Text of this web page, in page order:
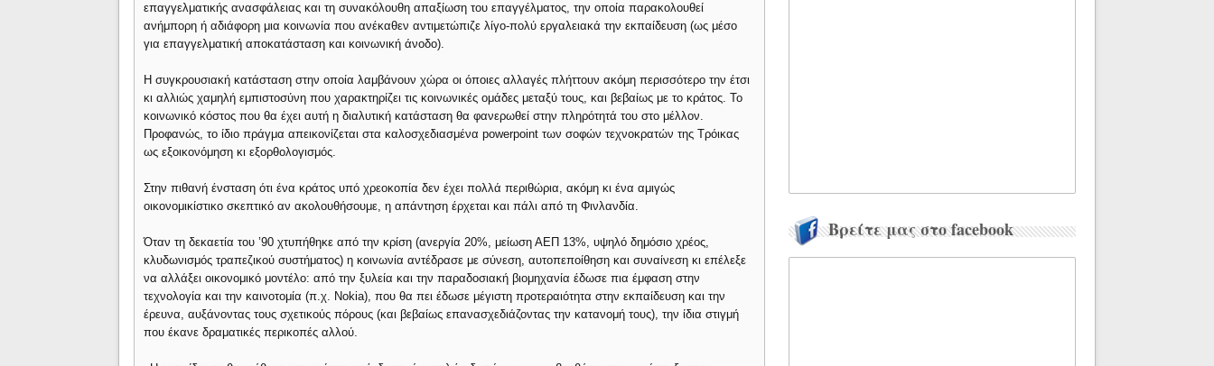
επαγγελματικής ανασφάλειας και τη συνακόλουθη απαξίωση του επαγγέλματος, την οποία παρακολουθεί
ανήμπορη ή αδιάφορη μια κοινωνία που ανέκαθεν αντιμετώπιζε λίγο-πολύ εργαλειακά την εκπαίδευση (ως μέσο
για επαγγελματική αποκατάσταση και κοινωνική άνοδο).
Η συγκρουσιακή κατάσταση στην οποία λαμβάνουν χώρα οι όποιες αλλαγές πλήττουν ακόμη περισσότερο την έτσι
κι αλλιώς χαμηλή εμπιστοσύνη που χαρακτηρίζει τις κοινωνικές ομάδες μεταξύ τους, και βεβαίως με το κράτος. Το
κοινωνικό κόστος που θα έχει αυτή η διαλυτική κατάσταση θα φανερωθεί στην πληρότητά του στο μέλλον.
Προφανώς, το ίδιο πράγμα απεικονίζεται στα καλοσχεδιασμένα powerpoint των σοφών τεχνοκρατών της Τρόικας
ως εξοικονόμηση κι εξορθολογισμός.
Στην πιθανή ένσταση ότι ένα κράτος υπό χρεοκοπία δεν έχει πολλά περιθώρια, ακόμη κι ένα αμιγώς
οικονομικίστικο σκεπτικό αν ακολουθήσουμε, η απάντηση έρχεται και πάλι από τη Φινλανδία.
Όταν τη δεκαετία του ’90 χτυπήθηκε από την κρίση (ανεργία 20%, μείωση ΑΕΠ 13%, υψηλό δημόσιο χρέος,
κλυδωνισμός τραπεζικού συστήματος) η κοινωνία αντέδρασε με σύνεση, αυτοπεποίθηση και συναίνεση κι επέλεξε
να αλλάξει οικονομικό μοντέλο: από την ξυλεία και την παραδοσιακή βιομηχανία έδωσε πια έμφαση στην
τεχνολογία και την καινοτομία (π.χ. Nokia), που θα πει έδωσε μέγιστη προτεραιότητα στην εκπαίδευση και την
έρευνα, αυξάνοντας τους σχετικούς πόρους (και βεβαίως επανασχεδιάζοντας την κατανομή τους), την ίδια στιγμή
που έκανε δραματικές περικοπές αλλού.
Βρείτε μας στο facebook